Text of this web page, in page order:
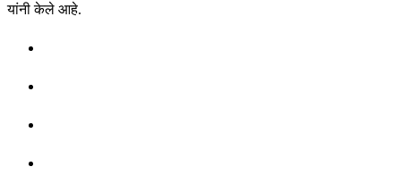
यांनी केले आहे.